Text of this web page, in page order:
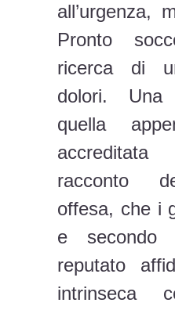
all’urgenza,
Pronto
ricerca di
dolori. Una
quella
racconto
offesa, che i
e secondo
reputato
intrinseca